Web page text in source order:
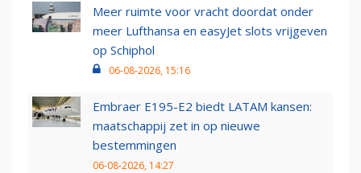
Meer ruimte voor vracht doordat onder
meer Lufthansa en easyJet slots vrijgeven
op Schiphol
06-08-2026, 15:16
Embraer E195-E2 biedt LATAM kansen:
maatschappij zet in op nieuwe
bestemmingen
06-08-2026, 14:27